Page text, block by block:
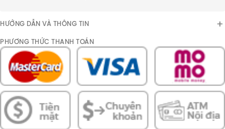
HƯỚNG DẪN VÀ THÔNG TIN
PHƯƠNG THỨC THANH TOÁN